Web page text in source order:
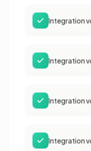
Integration
Integration
Integration
Integration